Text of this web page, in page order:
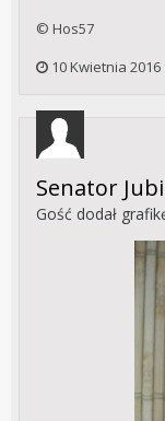
© Hos57
10 Kwietnia 2016
Senator
Gość dodał